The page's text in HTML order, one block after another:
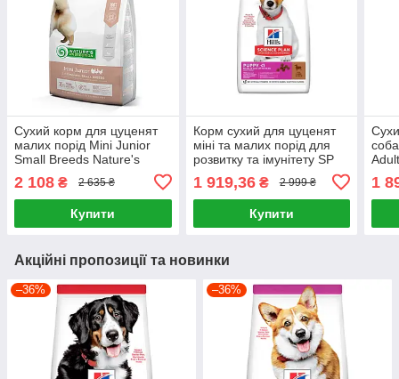
Сухий корм для цуценят
малих порід Mini Junior
Small Breeds Nature's
птахів)
2 108 ₴ 2 635 ₴
Купити
Корм сухий для цуценят
міні та малих порід для
розвитку та імунітету SP
Puppy S&M L&R 6кг, Ягня
та рис
1 919,36₴ 2 999 ₴
Купити
1
Акційні пропозиції та новинки
–36% –36%